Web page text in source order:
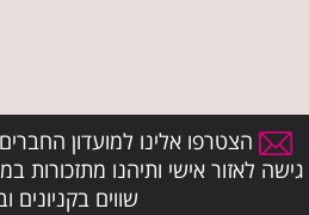
הצטרפו אלינו למועדון
גישה לאזור אישי ותיהנו מתזכורות
שווים בקניונים